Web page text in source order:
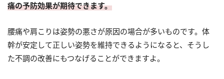
痛の予防効果が期待できます。
腰痛や肩こりは姿勢の悪さが原因の場合が多いものです。体
幹が安定して正しい姿勢を維持できるようになると、そうし
た不調の改善にもつなげることができますよ。